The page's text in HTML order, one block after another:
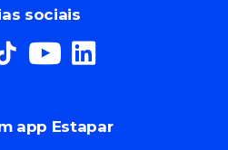
sociais
app Estapar